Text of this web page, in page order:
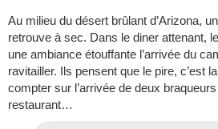
Au milieu du désert brûlant d’Arizona,
retrouve à sec. Dans le diner attenant,
une ambiance étouffante l’arrivée du
ravitailler. Ils pensent que le pire, c’est
compter sur l’arrivée de deux
restaurant…